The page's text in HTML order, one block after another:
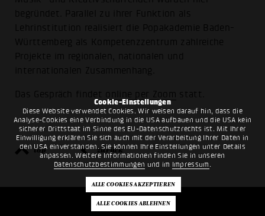
Cookie-Einstellungen
Diese Website verwendet Cookies. Wir weisen darauf hin, dass die
Analyse-Cookies eine Verbindung in die USA aufbauen und die USA kein
sicherer Drittstaat im Sinne des EU-Datenschutzrechts ist. Mit Ihrer
Einwilligung erklären Sie sich auch mit der Verarbeitung Ihrer Daten in
den USA einverstanden. Sie können Ihre Einstellungen unter Details
anpassen. Weitere Informationen finden Sie in unseren
Datenschutzbestimmungen und im Impressum .
begründet. Parallel zu ihrer Funktion als
Lehrinstitution realisiert die Popakademie Baden-
Württemberg als Kompetenzzentrum zahlreiche
Projekte im regionalen, nationalen und
internationalen Zusammenhang.
Das Gespräch findet online per Zoom statt.
top zurück